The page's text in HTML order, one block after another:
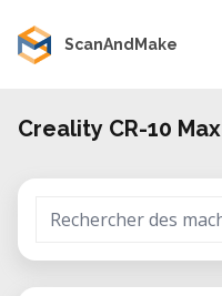
ScanAndMake
Creality CR-10 Max